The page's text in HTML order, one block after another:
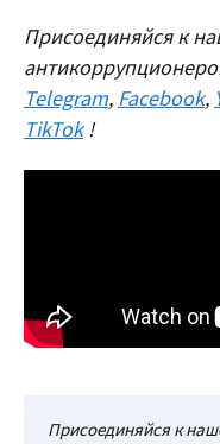
Присоединяйся к
Telegram,Facebook,
TikTok!
Присоединяйся к